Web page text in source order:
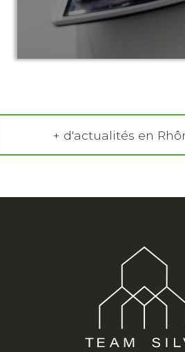
+ d'actualités en